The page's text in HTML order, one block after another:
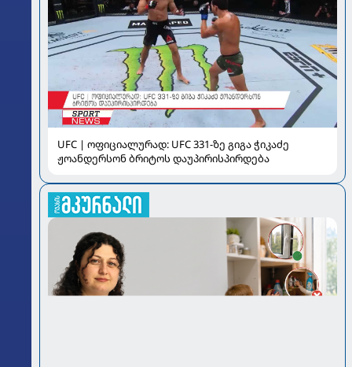
UFC | ოფიციალურად: UFC 331-ზე გიგა ჭიკაძე
ჟოანდერსონ ბრიტოს დაუპირისპირდება